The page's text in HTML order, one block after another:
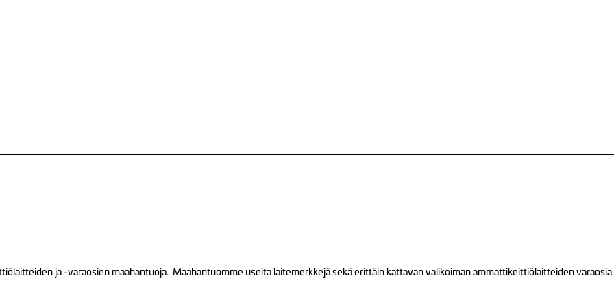
ja -varaosien maahantuoja. Maahantuomme useita laitemerkkejä sekä erittäin kattavan valikoiman ammattikeittiölaitteiden varaosia.